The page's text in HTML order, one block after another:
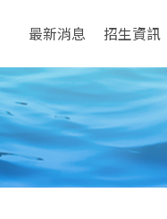
最新消息 招生資訊